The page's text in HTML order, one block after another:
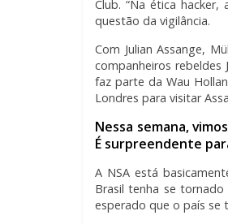
Club. “Na ética
questão da vigilância.
Com Julian Assange,
companheiros rebeldes
faz parte da Wau
Londres para visitar
Nessa semana,
É surpreendente
A NSA está
Brasil tenha se
esperado que o país se